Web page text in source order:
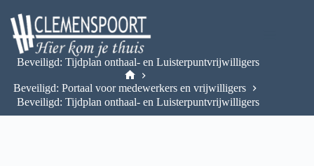
Beveiligd: Tijdplan onthaal- en Luisterpuntvrijwilligers
Beveiligd: Portaal voor medewerkers en vrijwilligers
Beveiligd: Tijdplan onthaal- en Luisterpuntvrijwilligers